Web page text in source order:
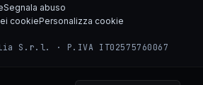
Segnala abuso
cookiePersonalizza cookie
S.r.l. · P.IVA IT02575760067